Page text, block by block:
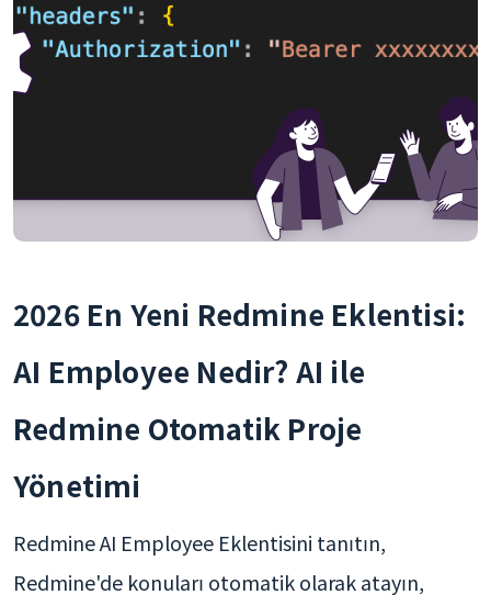
2026 En Yeni Redmine Eklentisi:
AI Employee Nedir? AI ile
Redmine Otomatik Proje
Yönetimi
Redmine AI Employee Eklentisini tanıtın,
Redmine'de konuları otomatik olarak atayın,